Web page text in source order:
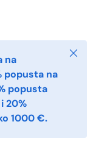
na
popusta na
popusta
20%
1000 €.